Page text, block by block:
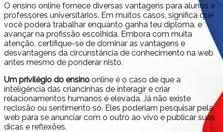
O ensino online fornece diversas vantagens para alunos e
professores universitários. Em muitos casos, significa que
você poderá trabalhar enquanto ganha teu diploma. e
avançar na profissão escolhida. Embora com muita
atenção, certifique-se de dominar as vantagens e
desvantagens da circunstância de conhecimento na web
antes mesmo de ponderar nisto.
Um privilégio do ensino online é o caso de que a
inteligência das criancinhas de interagir e criar
relacionamentos humanos é elevada. Já não existe
reclusão ou sentimento só. Eles poderiam pesquisar pela
web para se anunciar com o outro ao vivo e publicar suas
dicas e reflexões.